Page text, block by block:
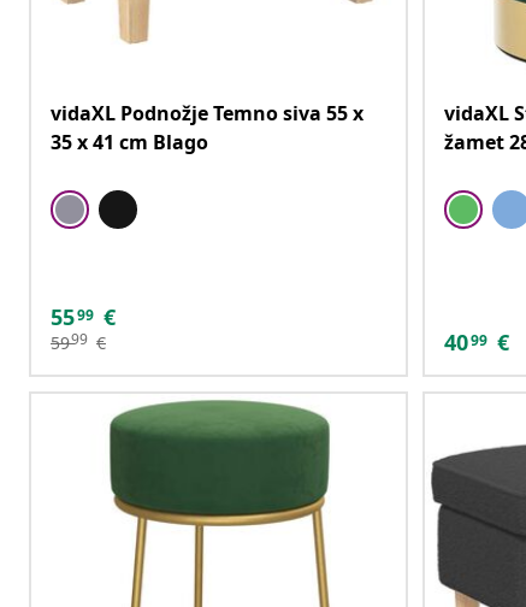
vidaXL Podnožje Temno siva 55 x
35 x 41 cm Blago
5599 €
5999 €
vidaXL
žamet
4099 €